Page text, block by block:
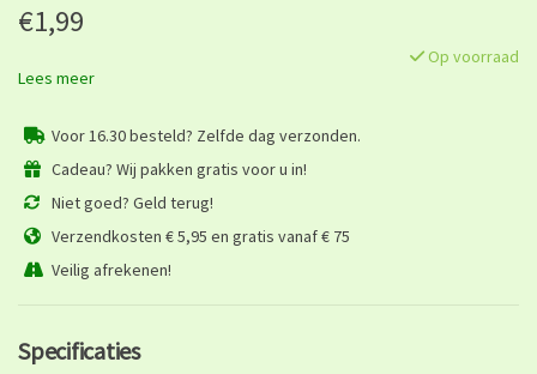
€1,99
Op voorraad
Lees meer
Voor 16.30 besteld? Zelfde dag verzonden.
Cadeau? Wij pakken gratis voor u in!
Niet goed? Geld terug!
Verzendkosten € 5,95 en gratis vanaf € 75
Veilig afrekenen!
Specificaties